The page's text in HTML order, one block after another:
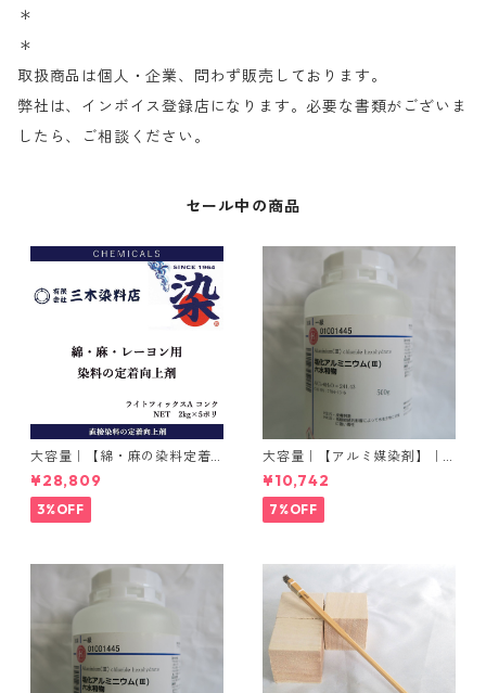
＊
＊
取扱商品は個人・企業、問わず販売しております。
弊社は、インボイス登録店になります。必要な書類がございま
したら、ご相談ください。
セール中の商品
大容量｜【綿・麻の染料定着
向上剤】｜2kg×5本｜ライト
フィックスAコンク
¥28,809
3%OFF
大容量｜【アルミ媒染剤】｜5
00g−3本入り｜塩化アルミニ
ウム
¥10,742
7%OFF